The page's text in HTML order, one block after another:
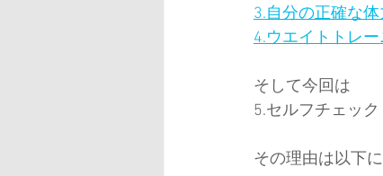
3.自分の正確な
4.ウエイトトレ
そして今回は
5.セルフチェッ
その理由は以下